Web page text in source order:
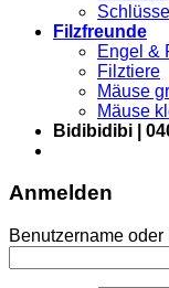
Filzfreunde
Engel &
Filztiere
Mäuse
Mäuse
Bidibidibi |
Anmelden
Benutzername